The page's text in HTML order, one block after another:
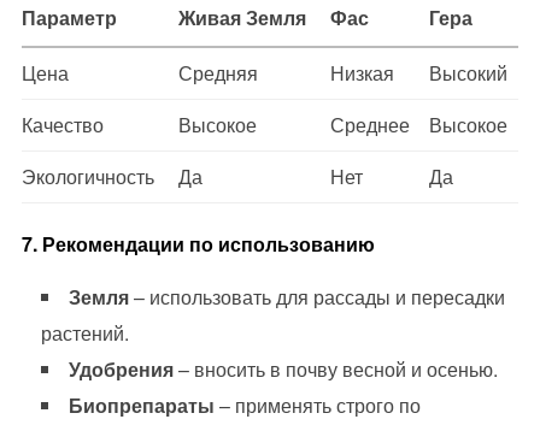
Параметр Живая Земля Фас
Гера
Цена
Средняя Низкая
Высокий
Качество
Высокое Среднее
Высокое
Экологичность
Да Нет Да
7. Рекомендации по использованию
Земля– использовать для рассады и пересадки
растений.
Удобрения– вносить в почву весной и осенью.
Биопрепараты – применять строго по